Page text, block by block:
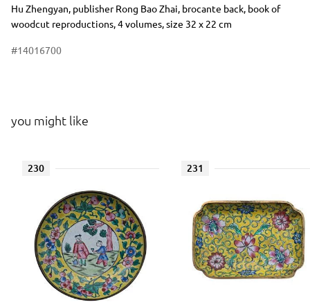
Hu Zhengyan, publisher Rong Bao Zhai, brocante back, book of
woodcut reproductions, 4 volumes, size 32 x 22 cm
#14016700
you might like
230 231